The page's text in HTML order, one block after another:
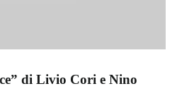
di Livio Cori e Nino